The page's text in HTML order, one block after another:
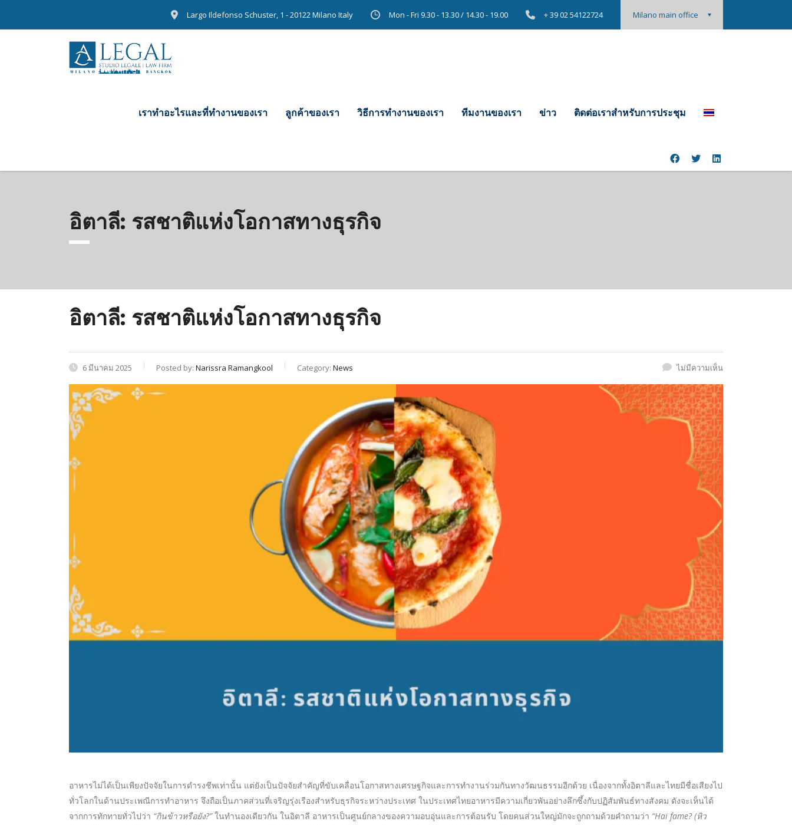
Milano main office
Largo Ildefonso Schuster, 1 - 20122 Milano Italy Mon - Fri 9.30 - 13.30 / 14.30 - 19.00 + 39 02 54122724
เราทําอะไรและที่ทํางานของเรา ลูกค้าของเรา วิธีการทํางานของเรา ทีมงานของเรา ข่าว ติดต่อเราสําหรับการประชุม
อิตาลี: รสชาติแห่งโอกาสทางธุรกิจ
อิตาลี: รสชาติแห่งโอกาสทางธุรกิจ
6 มีนาคม 2025 Posted by: Narissra Ramangkool Category: News ไม่มีความเห็น
อาหารไม่ได้เป็นเพียงปัจจัยในการดำรงชีพเท่านั้น แต่ยังเป็นปัจจัยสำคัญที่ขับเคลื่อนโอกาสทางเศรษฐกิจและการทำงานร่วมกันทางวัฒนธรรมอีกด้วย เนื่องจากทั้งอิตาลีและไทยมีชื่อเสียงไป
ทั่วโลกในด้านประเพณีการทำอาหาร จึงถือเป็นภาคส่วนที่เจริญรุ่งเรืองสำหรับธุรกิจระหว่างประเทศ ในประเทศไทยอาหารมีความเกี่ยวพันอย่างลึกซึ้งกับปฏิสัมพันธ์ทางสังคม ดังจะเห็นได้
จากการทักทายทั่วไปว่า “กินข้าวหรือยัง?”ในทำนองเดียวกัน ในอิตาลี อาหารเป็นศูนย์กลางของความอบอุ่นและการต้อนรับ โดยคนส่วนใหญ่มักจะถูกถามด้วยคำถามว่า “Hai fame? (หิว